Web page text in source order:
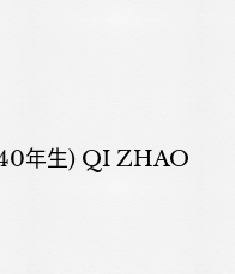
年生) QI ZHAO